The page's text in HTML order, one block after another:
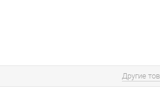
Другие